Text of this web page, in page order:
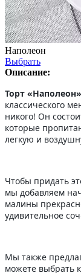
Наполеон
Выбрать
Описание:
Торт «Наполеон»
классического
никого! Он
которые
легкую и
Чтобы придать
мы добавляем
малины
удивительное
Мы также
можете выбрать